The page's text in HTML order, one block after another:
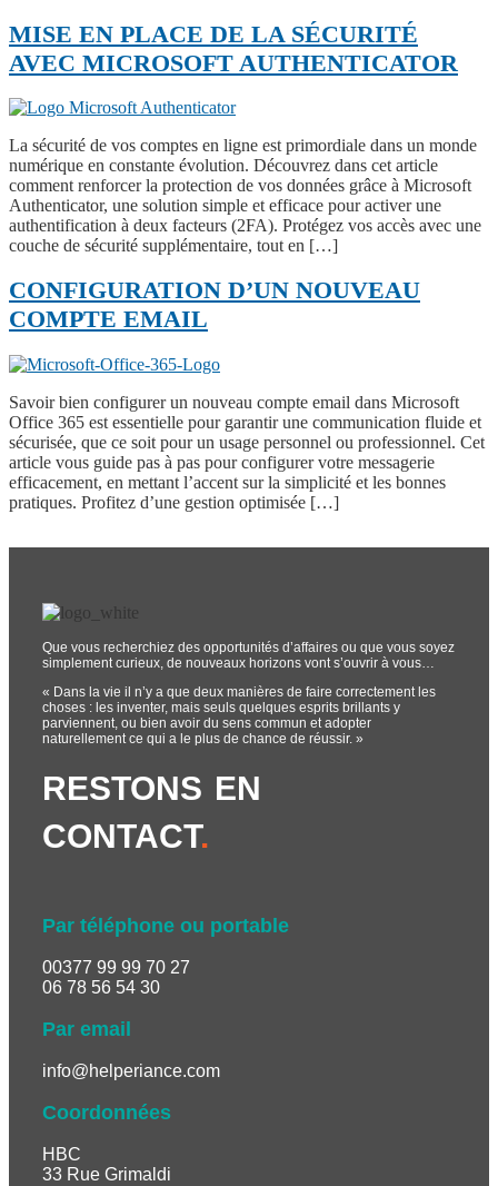
MISE EN PLACE DE LA SÉCURITÉ
AVEC MICROSOFT AUTHENTICATOR
La sécurité de vos comptes en ligne est primordiale dans un monde
numérique en constante évolution. Découvrez dans cet article
comment renforcer la protection de vos données grâce à Microsoft
Authenticator, une solution simple et efficace pour activer une
authentification à deux facteurs (2FA). Protégez vos accès avec une
couche de sécurité supplémentaire, tout en […]
CONFIGURATION D’UN NOUVEAU
COMPTE EMAIL
Savoir bien configurer un nouveau compte email dans Microsoft
Office 365 est essentielle pour garantir une communication fluide et
sécurisée, que ce soit pour un usage personnel ou professionnel. Cet
article vous guide pas à pas pour configurer votre messagerie
efficacement, en mettant l’accent sur la simplicité et les bonnes
pratiques. Profitez d’une gestion optimisée […]
Que vous recherchiez des opportunités d’affaires ou que vous soyez
simplement curieux, de nouveaux horizons vont s’ouvrir à vous…
« Dans la vie il n’y a que deux manières de faire correctement les
choses : les inventer, mais seuls quelques esprits brillants y
parviennent, ou bien avoir du sens commun et adopter
naturellement ce qui a le plus de chance de réussir. »
RESTONS EN
CONTACT.
Par téléphone ou portable
00377 99 99 70 27
06 78 56 54 30
Par email
info@helperiance.com
Coordonnées
HBC
33 Rue Grimaldi